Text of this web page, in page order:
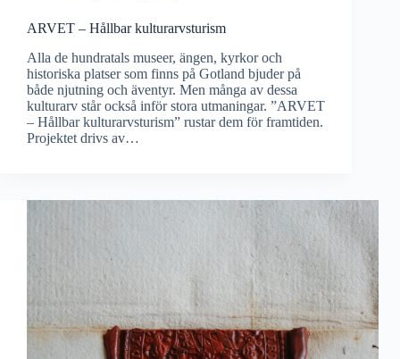
ARVET – Hållbar kulturarvsturism
Alla de hundratals museer, ängen, kyrkor och
historiska platser som finns på Gotland bjuder på
både njutning och äventyr. Men många av dessa
kulturarv står också inför stora utmaningar. ”ARVET
– Hållbar kulturarvsturism” rustar dem för framtiden.
Projektet drivs av…